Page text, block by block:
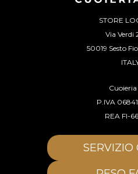
STORE
Via Verdi
50019 Sesto
Cuoieria
P.IVA
REA FI-
SERVIZIO